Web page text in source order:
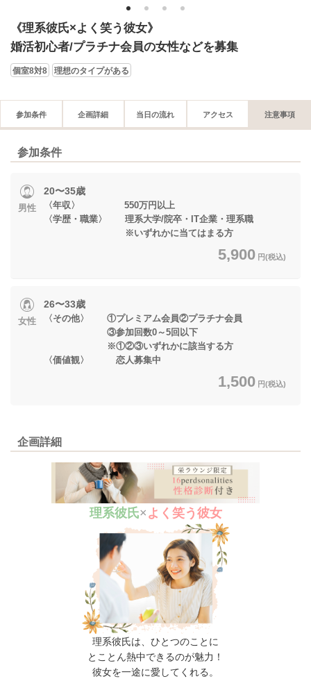
1 2 3 4
《理系彼氏×よく笑う彼女》
婚活初心者/プラチナ会員の女性などを募集
個室8対8 理想のタイプがある
参加条件 企画詳細 当日の流れ アクセス 注意事項
参加条件
男性
20〜35歳
〈年収〉 550万円以上
〈学歴・職業〉 理系大学/院卒・IT企業・理系職
※いずれかに当てはまる方
5,900 円(税込)
女性
26〜33歳
〈その他〉 ①プレミアム会員②プラチナ会員
③参加回数0～5回以下
※①②③いずれかに該当する方
〈価値観〉 恋人募集中
1,500 円(税込)
企画詳細
理系彼氏× よく笑う彼女
理系彼氏は、ひとつのことに
とことん熱中できるのが魅力！
彼女を一途に愛してくれる。